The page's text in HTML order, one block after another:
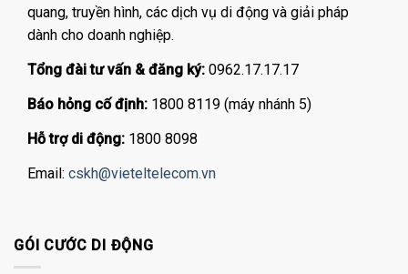
quang, truyền hình, các dịch vụ di động và giải pháp
dành cho doanh nghiệp.
Tổng đài tư vấn & đăng ký: 0962.17.17.17
Báo hỏng cố định: 1800 8119 (máy nhánh 5)
Hỗ trợ di động: 1800 8098
Email: cskh@vieteltelecom.vn
GÓI CƯỚC DI ĐỘNG